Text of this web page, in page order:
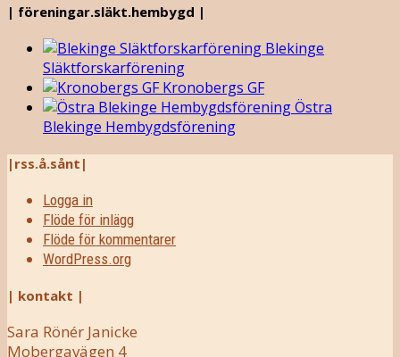
| föreningar.släkt.hembygd |
Blekinge
Släktforskarförening
Kronobergs GF
Östra
Blekinge Hembygdsförening
|rss.å.sånt|
Logga in
Flöde för inlägg
Flöde för kommentarer
WordPress.org
| kontakt |
Sara Rönér Janicke
Mobergavägen 4